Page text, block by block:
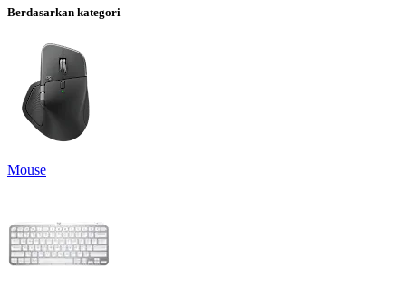
Berdasarkan kategori
Mouse